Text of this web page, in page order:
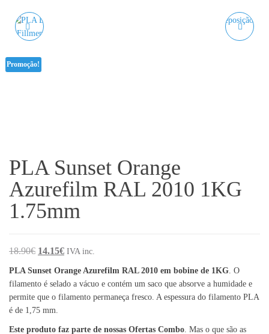
Promoção!
PLA Sunset Orange
Azurefilm RAL 2010 1KG
1.75mm
18.90€ O preço original era: 18.90€.
14.15€O preço atual é: 14.15€.
IVA inc.
PLA Sunset Orange Azurefilm RAL 2010 em bobine de 1KG . O
filamento é selado a vácuo e contém um saco que absorve a humidade e
permite que o filamento permaneça fresco. A espessura do filamento PLA
é de 1,75 mm.
Este produto faz parte de nossas Ofertas Combo . Mas o que são as